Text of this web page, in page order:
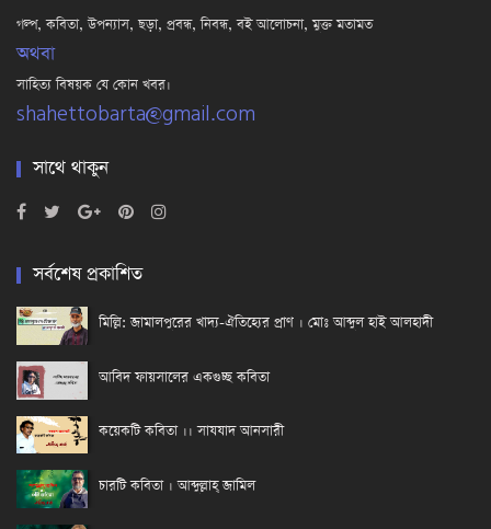
গল্প, কবিতা, উপন্যাস, ছড়া, প্রবন্ধ, নিবন্ধ, বই আলোচনা, মুক্ত মতামত
অথবা
সাহিত্য বিষয়ক যে কোন খবর।
shahettobarta@gmail.com
সাথে থাকুন
সর্বশেষ প্রকাশিত
মিল্লি: জামালপুরের খাদ্য-ঐতিহ্যের প্রাণ । মোঃ আব্দুল হাই আলহাদী
আবিদ ফায়সালের একগুচ্ছ কবিতা
কয়েকটি কবিতা ।। সাযযাদ আনসারী
চারটি কবিতা । আব্দুল্লাহ্ জামিল